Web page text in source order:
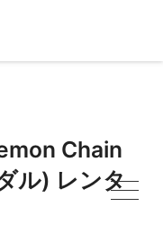
Chain
ル) レンタ